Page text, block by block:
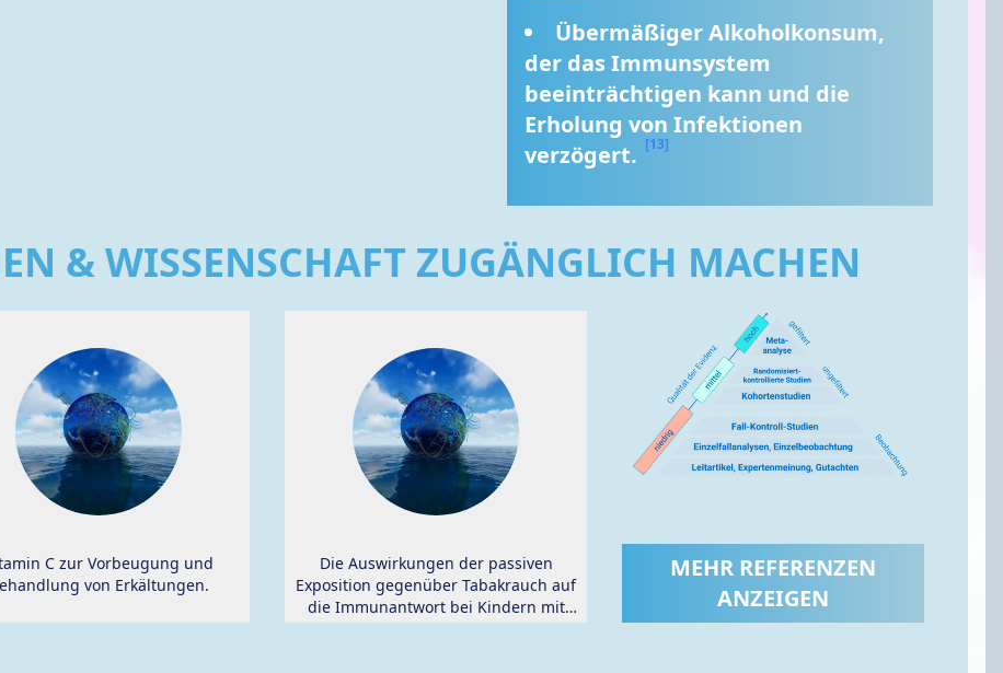
Übermäßiger Alkoholkonsum,
der das Immunsystem
beeinträchtigen kann und die
Erholung von Infektionen
verzögert. [13]
& WISSENSCHAFT ZUGÄNGLICH MACHEN
C zur Vorbeugung und
von Erkältungen.
Die Auswirkungen der passiven
Exposition gegenüber Tabakrauch auf
die Immunantwort bei Kindern mit
Asthma.
MEHR REFERENZEN
ANZEIGEN